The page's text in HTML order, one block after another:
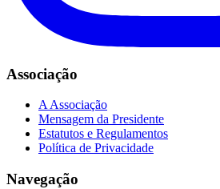
Associação
A Associação
Mensagem da Presidente
Estatutos e Regulamentos
Política de Privacidade
Navegação